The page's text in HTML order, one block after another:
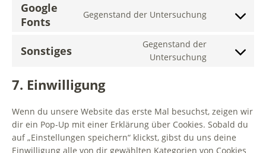
Google
Fonts
Gegenstand der Untersuchung
Sonstiges
Gegenstand der
Untersuchung
7. Einwilligung
Wenn du unsere Website das erste Mal besuchst, zeigen wir
dir ein Pop-Up mit einer Erklärung über Cookies. Sobald du
auf „Einstellungen speichern“ klickst, gibst du uns deine
Einwilligung alle von dir gewählten Kategorien von Cookies